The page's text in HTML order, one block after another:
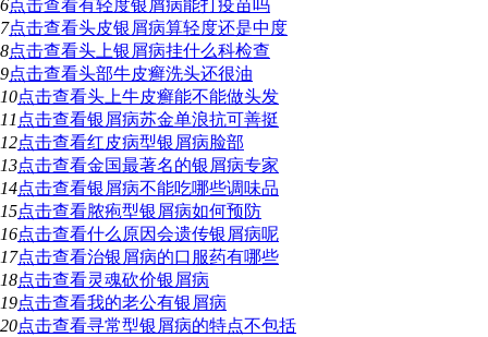
6点击查看有轻度银屑病能打疫苗吗
7点击查看头皮银屑病算轻度还是中度
8点击查看头上银屑病挂什么科检查
9点击查看头部牛皮癣洗头还很油
10点击查看头上牛皮癣能不能做头发
11 点击查看银屑病苏金单浪抗可善挺
12点击查看红皮病型银屑病脸部
13点击查看金国最著名的银屑病专家
14点击查看银屑病不能吃哪些调味品
15点击查看脓疱型银屑病如何预防
16点击查看什么原因会遗传银屑病呢
17点击查看治银屑病的口服药有哪些
18点击查看灵魂砍价银屑病
19点击查看我的老公有银屑病
20点击查看寻常型银屑病的特点不包括